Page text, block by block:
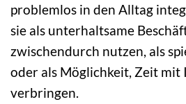
problemlos in den Alltag
sie als unterhaltsame
zwischendurch nutzen, als
oder als Möglichkeit, Zeit mit
verbringen.